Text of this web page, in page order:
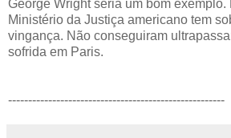
George Wright seria um bom exemplo.
Ministério da Justiça americano tem
vingança. Não conseguiram
sofrida em Paris.
------------------------------------------------------